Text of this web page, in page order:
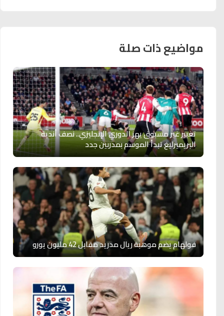
مواضيع ذات صلة
تغيير غير مسبوق يهز الدوري الإنجليزي.. نصف أندية
البريميرليغ تبدأ الموسم بمدربين جدد
فولهام يضم موهبة ريال مدريد مقابل 42 مليون يورو